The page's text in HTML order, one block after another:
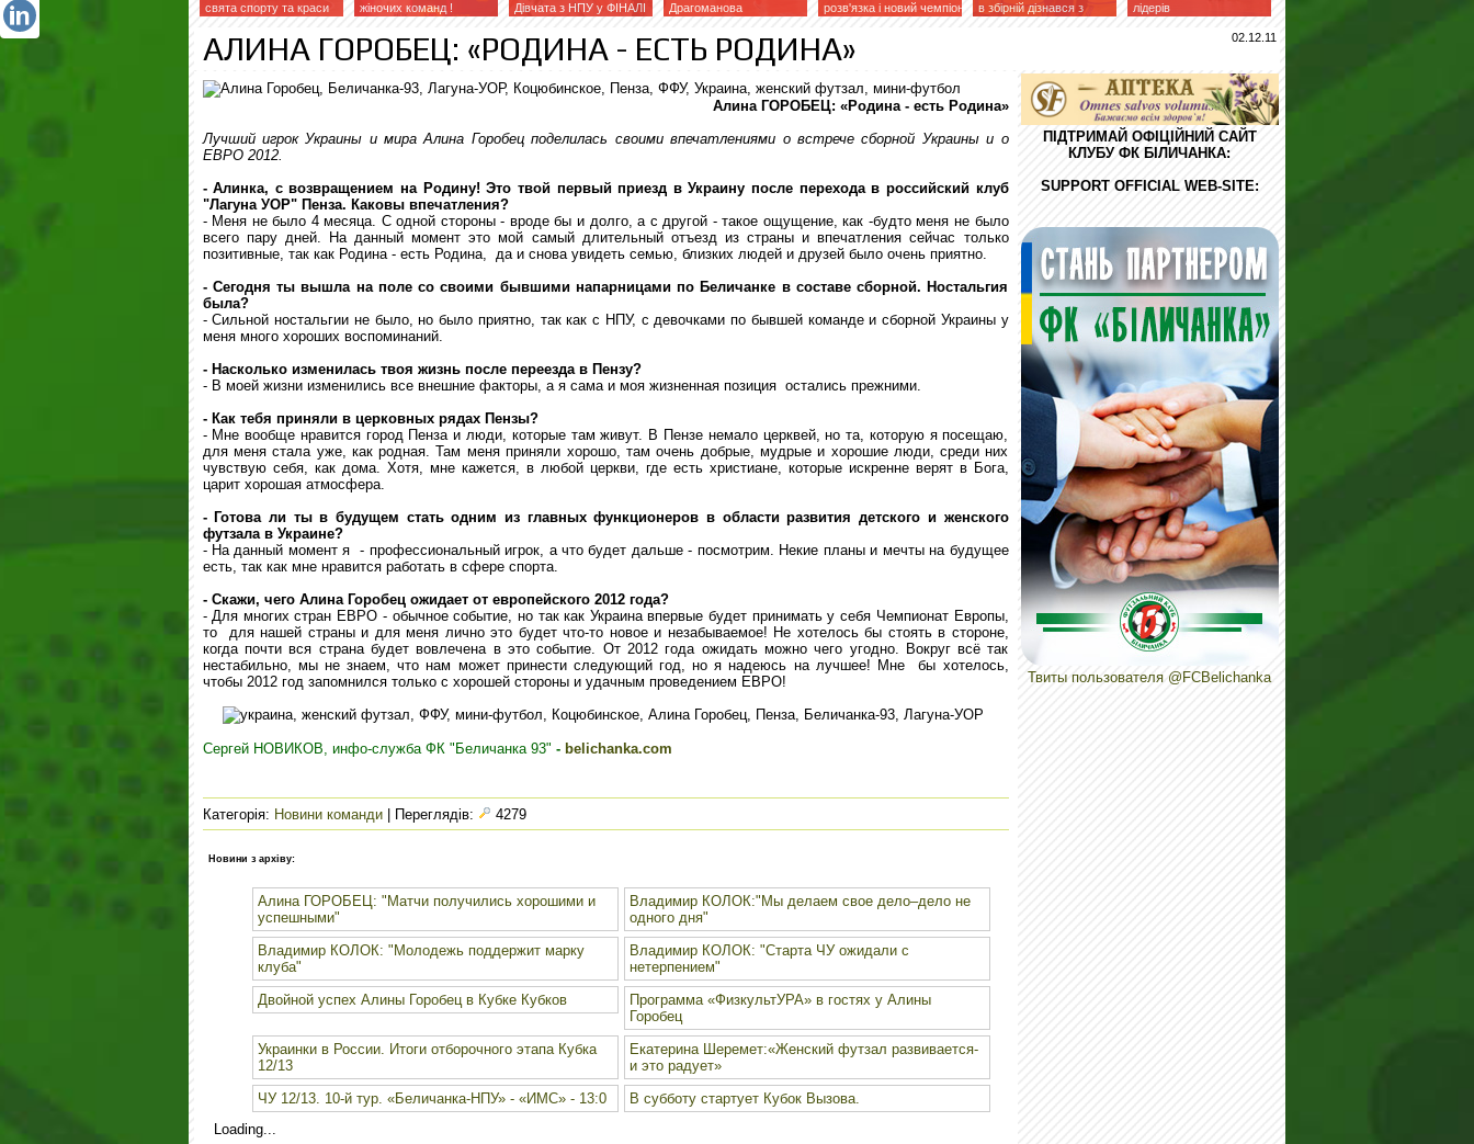
свята спорту та краси
жіночих команд !
Дівчата з НПУ у ФІНАЛІ
Драгоманова
розв'язка і новий чемпіон
в збірній дізнався з
лідерів
02.12.11
АЛИНА ГОРОБЕЦ: «РОДИНА - ЕСТЬ РОДИНА»
Алина ГОРОБЕЦ: «Родина - есть Родина»
Лучший игрок Украины и мира Алина Горобец поделилась своими впечатлениями о встрече сборной Украины и о
ЕВРО 2012.
- Алинка, с возвращением на Родину! Это твой первый приезд в Украину после перехода в российский клуб
"Лагуна УОР" Пенза. Каковы впечатления?
- Меня не было 4 месяца. С одной стороны - вроде бы и долго, а с другой - такое ощущение, как -будто меня не было
всего пару дней. На данный момент это мой самый длительный отъезд из страны и впечатления сейчас только
позитивные, так как Родина - есть Родина, да и снова увидеть семью, близких людей и друзей было очень приятно.
- Сегодня ты вышла на поле со своими бывшими напарницами по Беличанке в составе сборной. Ностальгия
была?
- Сильной ностальгии не было, но было приятно, так как с НПУ, с девочками по бывшей команде и сборной Украины у
меня много хороших воспоминаний.
- Насколько изменилась твоя жизнь после переезда в Пензу?
- В моей жизни изменились все внешние факторы, а я сама и моя жизненная позиция остались прежними.
- Как тебя приняли в церковных рядах Пензы?
- Мне вообще нравится город Пенза и люди, которые там живут. В Пензе немало церквей, но та, которую я посещаю,
для меня стала уже, как родная. Там меня приняли хорошо, там очень добрые, мудрые и хорошие люди, среди них
чувствую себя, как дома. Хотя, мне кажется, в любой церкви, где есть христиане, которые искренне верят в Бога,
царит хорошая атмосфера.
- Готова ли ты в будущем стать одним из главных функционеров в области развития детского и женского
футзала в Украине?
- На данный момент я - профессиональный игрок, а что будет дальше - посмотрим. Некие планы и мечты на будущее
есть, так как мне нравится работать в сфере спорта.
- Скажи, чего Алина Горобец ожидает от европейского 2012 года?
- Для многих стран ЕВРО - обычное событие, но так как Украина впервые будет принимать у себя Чемпионат Европы,
то для нашей страны и для меня лично это будет что-то новое и незабываемое! Не хотелось бы стоять в стороне,
когда почти вся страна будет вовлечена в это событие. От 2012 года ожидать можно чего угодно. Вокруг всё так
нестабильно, мы не знаем, что нам может принести следующий год, но я надеюсь на лучшее! Мне бы хотелось,
чтобы 2012 год запомнился только с хорошей стороны и удачным проведением ЕВРО!
Сергей НОВИКОВ, инфо-служба ФК "Беличанка 93" - belichanka.com
Категорія: Новини команди| Переглядів: 4279
Новини з архіву:
Алина ГОРОБЕЦ: "Матчи получились хорошими и
успешными"
Владимир КОЛОК:"Мы делаем свое дело–дело не
одного дня"
Владимир КОЛОК: "Молодежь поддержит марку
клуба"
Владимир КОЛОК: "Старта ЧУ ожидали с
нетерпением"
Двойной успех Алины Горобец в Кубке Кубков
Программа «ФизкультУРА» в гостях у Алины
Горобец
Украинки в России. Итоги отборочного этапа Кубка
12/13
Екатерина Шеремет:«Женский футзал развивается-
и это радует»
ЧУ 12/13. 10-й тур. «Беличанка-НПУ» - «ИМС» - 13:0
В субботу стартует Кубок Вызова.
Loading...
ПІДТРИМАЙ ОФІЦІЙНИЙ САЙТ
КЛУБУ ФК БІЛИЧАНКА:
SUPPORT OFFICIAL WEB-SITE:
Твиты пользователя @FCBelichanka